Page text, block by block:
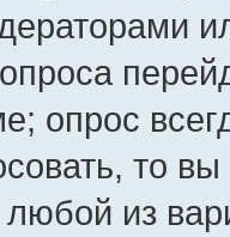
опрос
то
любой из